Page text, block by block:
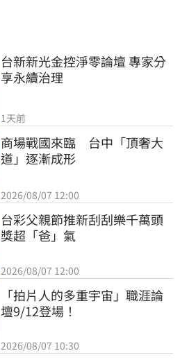
台新新光金控淨零論壇 專家分
享永續治理
1天前
商場戰國來臨　台中「頂奢大
道」逐漸成形
2026/08/07 12:00
台彩父親節推新刮刮樂千萬頭
獎超「爸」氣
2026/08/07 12:00
「拍片人的多重宇宙」職涯論
壇9/12登場！
2026/08/07 10:30